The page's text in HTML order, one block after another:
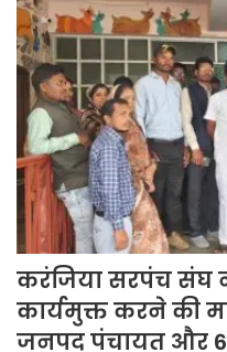
करंजिया सरपंच संघ
कार्यमुक्त करने की
जनपद पंचायत और